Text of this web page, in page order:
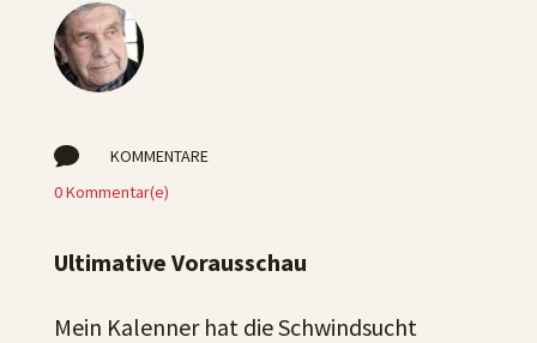

KOMMENTARE
0 Kommentar(e)
Ultimative Vorausschau
Mein Kalenner hat die Schwindsucht